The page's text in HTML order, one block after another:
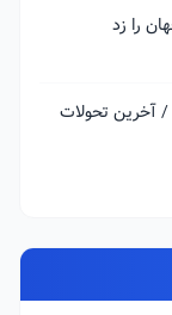
را زد
آخرین تحولات